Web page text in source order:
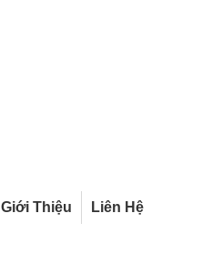
Giới Thiệu Liên Hệ